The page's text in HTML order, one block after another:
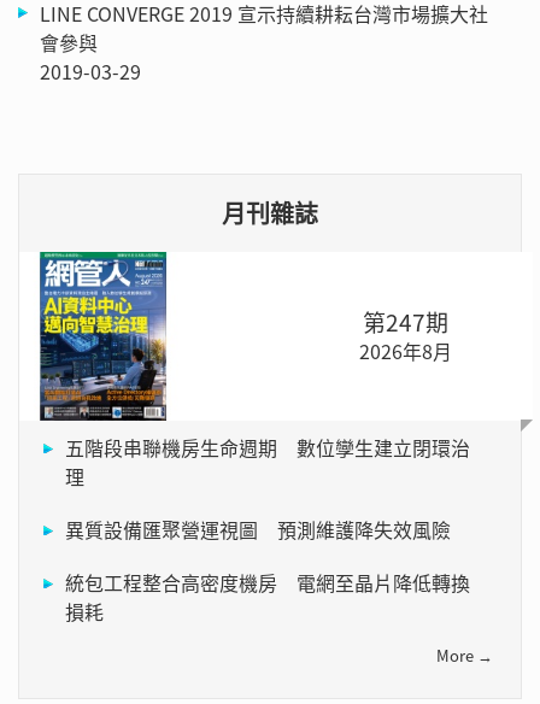
LINE CONVERGE 2019 宣示持續耕耘台灣市場擴大社
會參與
2019-03-29
月刊雜誌
第247期
2026年8月
五階段串聯機房生命週期 數位孿生建立閉環治
理
異質設備匯聚營運視圖 預測維護降失效風險
統包工程整合高密度機房 電網至晶片降低轉換
損耗
More →